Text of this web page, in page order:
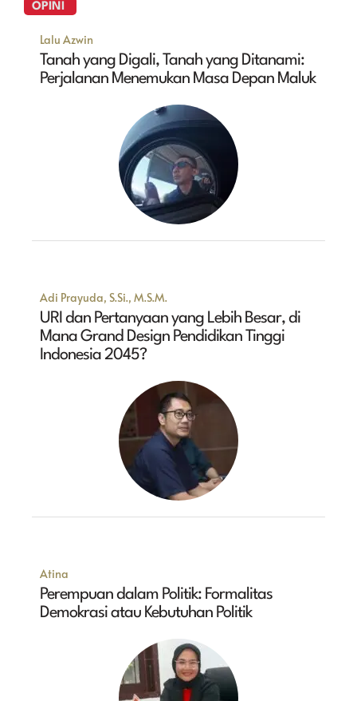
OPINI
Lalu Azwin
Tanah yang Digali, Tanah yang Ditanami:
Perjalanan Menemukan Masa Depan Maluk
Adi Prayuda, S.Si., M.S.M.
URI dan Pertanyaan yang Lebih Besar, di
Mana Grand Design Pendidikan Tinggi
Indonesia 2045?
Atina
Perempuan dalam Politik: Formalitas
Demokrasi atau Kebutuhan Politik